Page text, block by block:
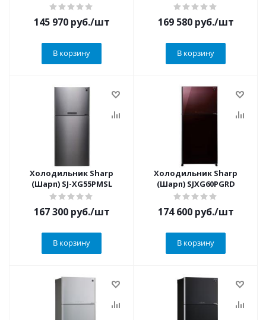
145 970руб./шт
В корзину
169 580руб./шт
В корзину
Холодильник Sharp
(Шарп) SJ-XG55PMSL
167 300руб./шт
В корзину
Холодильник Sharp
(Шарп) SJXG60PGRD
174 600руб./шт
В корзину